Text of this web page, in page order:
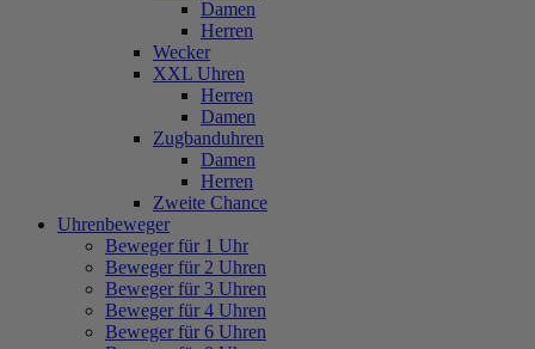
Damen
Herren
Wecker
XXL Uhren
Herren
Damen
Zugbanduhren
Damen
Herren
Zweite Chance
Uhrenbeweger
Beweger für 1 Uhr
Beweger für 2 Uhren
Beweger für 3 Uhren
Beweger für 4 Uhren
Beweger für 6 Uhren